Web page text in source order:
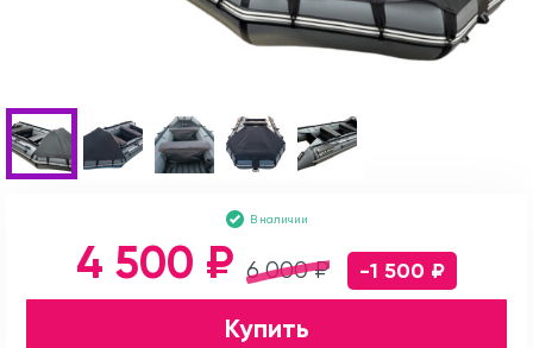
В наличии
6 000 ₽
4 500 ₽ -1 500 ₽
Купить